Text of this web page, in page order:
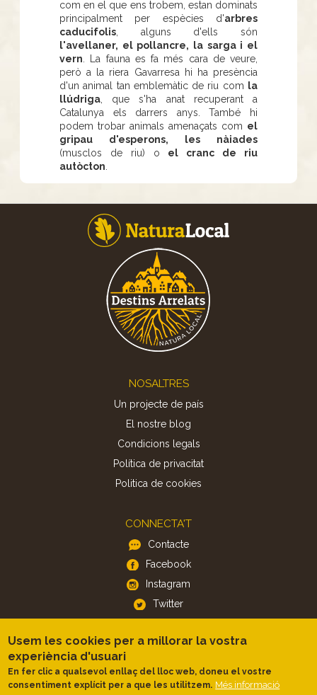
com en el que ens trobem, estan dominats
principalment per espècies d'arbres
caducifolis , alguns d'ells són
l'avellaner, el pollancre, la sarga i el
vern . La fauna es fa més cara de veure,
però a la riera Gavarresa hi ha presència
d'un animal tan emblemàtic de riu com la
llúdriga , que s'ha anat recuperant a
Catalunya els darrers anys. També hi
podem trobar animals amenaçats com el
gripau d'esperons, les nàiades
(musclos de riu) o el cranc de riu
autòcton
NOSALTRES
Un projecte de país
El nostre blog
Condicions legals
Política de privacitat
Politica de cookies
CONNECTA'T
Contacte
Facebook
Instagram
Twitter
APP
Android
Usem les cookies per a millorar la vostra
experiència d'usuari
En fer clic a qualsevol enllaç del lloc web, doneu el vostre
consentiment explícit per a que les utilitzem. Més informació